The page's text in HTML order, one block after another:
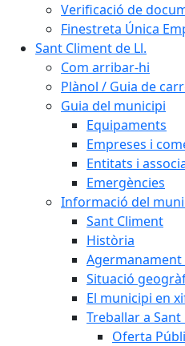
Verificació de
Finestreta Única
Sant Climent de Ll.
Com arribar-hi
Plànol / Guia de
Guia del municipi
Equipaments
Empreses i
Entitats i
Emergències
Informació del
Sant Climent
Història
Agermanament
Situació
El municipi en
Treballar a
Oferta